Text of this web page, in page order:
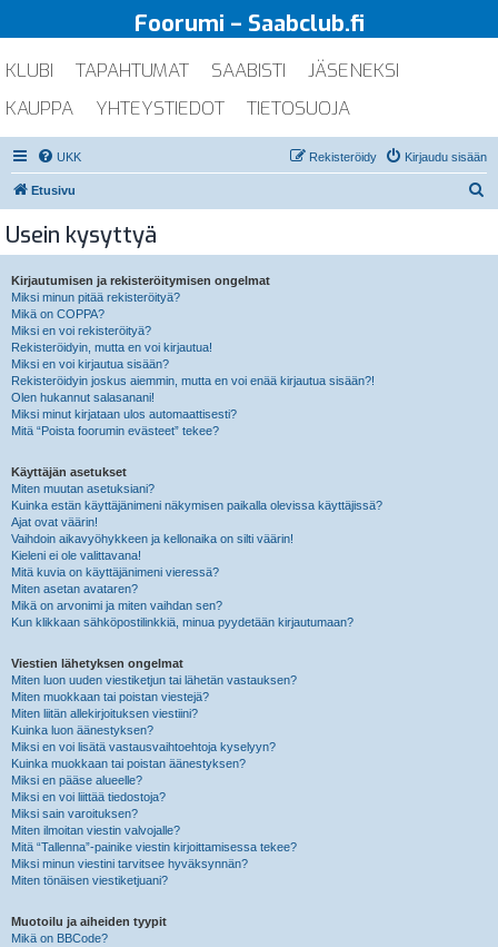
Foorumi – Saabclub.fi
KLUBI TAPAHTUMAT SAABISTI
JÄSENEKSI
KAUPPA
YHTEYSTIEDOT TIETOSUOJA
UKK Kirjaudu sisään
Rekisteröidy
Etusivu
Usein kysyttyä
Kirjautumisen ja rekisteröitymisen ongelmat
Miksi minun pitää rekisteröityä?
Mikä on COPPA?
Miksi en voi rekisteröityä?
Rekisteröidyin, mutta en voi kirjautua!
Miksi en voi kirjautua sisään?
Rekisteröidyin joskus aiemmin, mutta en voi enää kirjautua sisään?!
Olen hukannut salasanani!
Miksi minut kirjataan ulos automaattisesti?
Mitä “Poista foorumin evästeet” tekee?
Käyttäjän asetukset
Miten muutan asetuksiani?
Kuinka estän käyttäjänimeni näkymisen paikalla olevissa käyttäjissä?
Ajat ovat väärin!
Vaihdoin aikavyöhykkeen ja kellonaika on silti väärin!
Kieleni ei ole valittavana!
Mitä kuvia on käyttäjänimeni vieressä?
Miten asetan avataren?
Mikä on arvonimi ja miten vaihdan sen?
Kun klikkaan sähköpostilinkkiä, minua pyydetään kirjautumaan?
Viestien lähetyksen ongelmat
Miten luon uuden viestiketjun tai lähetän vastauksen?
Miten muokkaan tai poistan viestejä?
Miten liitän allekirjoituksen viestiini?
Kuinka luon äänestyksen?
Miksi en voi lisätä vastausvaihtoehtoja kyselyyn?
Kuinka muokkaan tai poistan äänestyksen?
Miksi en pääse alueelle?
Miksi en voi liittää tiedostoja?
Miksi sain varoituksen?
Miten ilmoitan viestin valvojalle?
Mitä “Tallenna”-painike viestin kirjoittamisessa tekee?
Miksi minun viestini tarvitsee hyväksynnän?
Miten tönäisen viestiketjuani?
Muotoilu ja aiheiden tyypit
Mikä on BBCode?